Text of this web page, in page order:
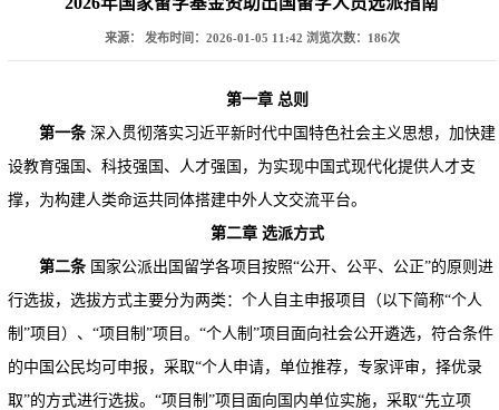
来源： 发布时间：2026-01-05 11:42 浏览次数： 186次
第一章 总则
第一条深入贯彻落实习近平新时代中国特色社会主义思想，加快建
设教育强国、科技强国、人才强国，为实现中国式现代化提供人才支
撑，为构建人类命运共同体搭建中外人文交流平台。
第二章 选派方式
第二条国家公派出国留学各项目按照“公开、公平、公正”的原则进
行选拔，选拔方式主要分为两类：个人自主申报项目（以下简称“个人
制”项目）、“项目制”项目。“个人制”项目面向社会公开遴选，符合条件
的中国公民均可申报，采取“个人申请，单位推荐，专家评审，择优录
取”的方式进行选拔。“项目制”项目面向国内单位实施，采取“先立项